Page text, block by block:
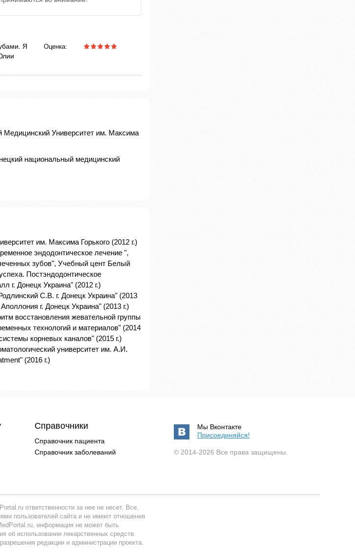
Я
Оценка:
Медицинский Университет им. Максима
национальный медицинский
им. Максима Горького (2012 г.)
эндодонтическое лечение ",
зубов", Учебный цент Белый
Постэндодонтическое
г. Донецк Украина" (2012 г.)
С.В. г. Донецк Украина" (2013
г. Донецк Украина" (2013 г.)
восстановления жевательной группы
технологий и материалов" (2014
корневых каналов" (2015 г.)
университет им. А.И.
(2016 г.)
Справочники
Справочник пациента
Справочник заболеваний
Мы Вконтакте
Присоединяйся!
© 2014-2026 Все права защищены.
ответственности за нее не несет. Все,
пользователей сайта и не имеют отношения
информация не может быть
об использовании лекарственных средств.
редакции и администрации проекта.